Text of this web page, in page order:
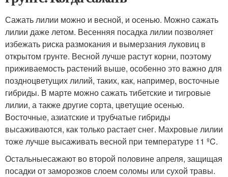
Сажать лилии можно и весной, и осенью. Можно сажать
лилии даже летом. Весенняя посадка лилии позволяет
избежать риска размокания и вымерзания луковиц в
открытом грунте. Весной лучше растут корни, поэтому
приживаемость растений выше, особенно это важно для
поздноцветущих лилий, таких, как, например, восточные
гибриды. В марте можно сажать тибетские и тигровые
лилии, а также другие сорта, цветущие осенью.
Восточные, азиатские и трубчатые гибриды
высаживаются, как только растает снег. Махровые лилии
тоже лучше высаживать весной при температуре 11 ºC.
Остальныесажают во второй половине апреля, защищая
посадки от заморозков слоем соломы или сухой травы.